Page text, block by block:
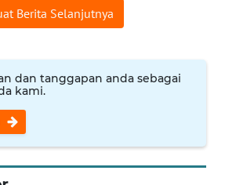
Berita Selanjutnya
dan tanggapan anda sebagai
kami.